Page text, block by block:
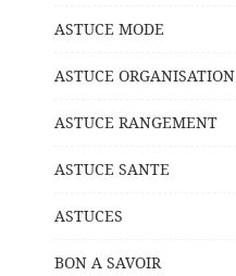
ASTUCE MODE
ASTUCE ORGANISATION
ASTUCE RANGEMENT
ASTUCE SANTE
ASTUCES
BON A SAVOIR